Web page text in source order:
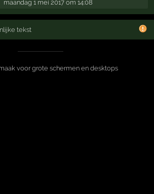
maandag 1 mei 2017 om 14:08
tekst
voor grote schermen en desktops